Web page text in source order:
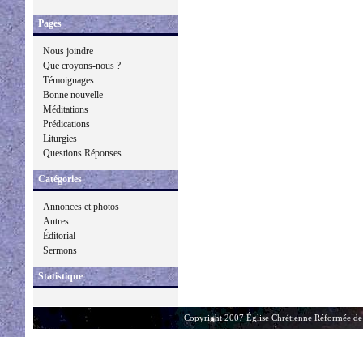
Pages
Nous joindre
Que croyons-nous ?
Témoignages
Bonne nouvelle
Méditations
Prédications
Liturgies
Questions Réponses
Catégories
Annonces et photos
Autres
Éditorial
Sermons
Statistique
Copyright 2007 Église Chrétienne Réformée